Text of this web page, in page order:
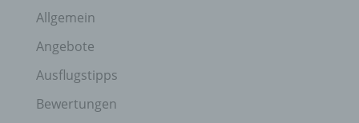
Allgemein
Angebote
Ausflugstipps
Bewertungen